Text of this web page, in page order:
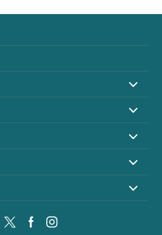
Twitter FacebookInstagram